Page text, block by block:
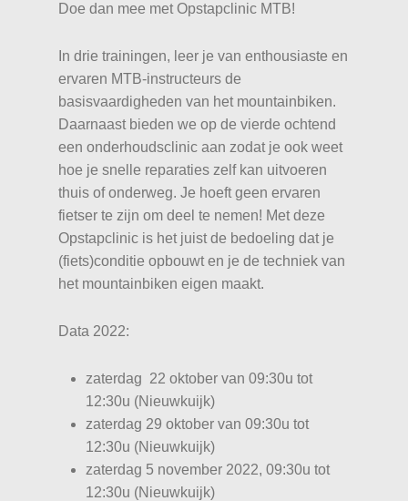
Doe dan mee met Opstapclinic MTB!
In drie trainingen, leer je van enthousiaste en
ervaren MTB-instructeurs de
basisvaardigheden van het mountainbiken.
Daarnaast bieden we op de vierde ochtend
een onderhoudsclinic aan zodat je ook weet
hoe je snelle reparaties zelf kan uitvoeren
thuis of onderweg. Je hoeft geen ervaren
fietser te zijn om deel te nemen! Met deze
Opstapclinic is het juist de bedoeling dat je
(fiets)conditie opbouwt en je de techniek van
het mountainbiken eigen maakt.
Data 2022:
zaterdag 22 oktober van 09:30u tot
12:30u (Nieuwkuijk)
zaterdag 29 oktober van 09:30u tot
12:30u (Nieuwkuijk)
zaterdag 5 november 2022, 09:30u tot
12:30u (Nieuwkuijk)